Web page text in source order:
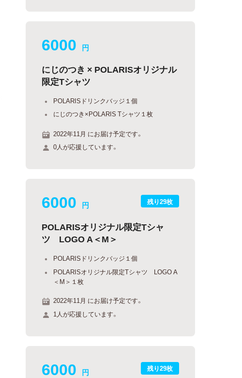
6000 円
にじのつき × POLARISオリジナル
限定Tシャツ
POLARISドリンクバッジ１個
にじのつき×POLARIS Tシャツ１枚
2022年11月 にお届け予定です。
0人が応援しています。
残り29枚
6000 円
POLARISオリジナル限定Tシャ
ツ LOGO A＜M＞
POLARISドリンクバッジ１個
POLARISオリジナル限定Tシャツ LOGO A
＜M＞１枚
2022年11月 にお届け予定です。
1人が応援しています。
残り29枚
6000 円